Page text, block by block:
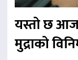
यस्तो छ आज
मुद्राको